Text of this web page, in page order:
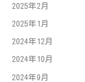
2025年2月
2025年1月
2024年12月
2024年10月
2024年9月